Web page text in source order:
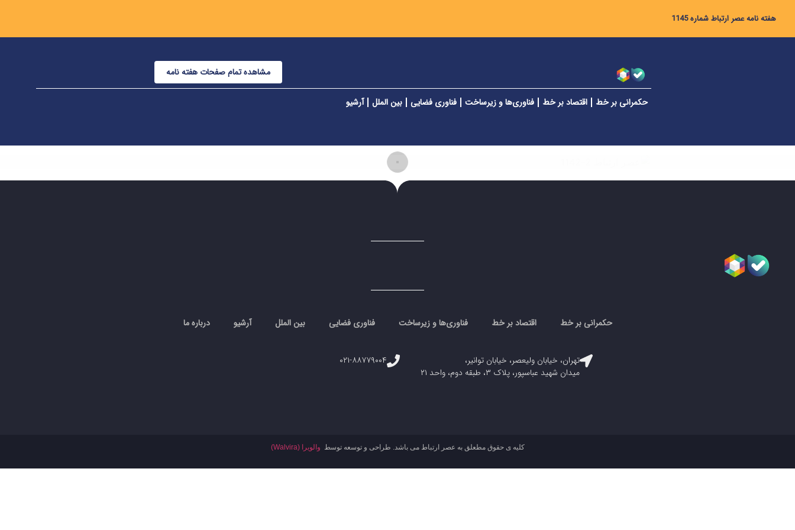
هفته نامه عصر ارتباط شماره 1145
مشاهده تمام صفحات هفته نامه
حکمرانی بر خط اقتصاد بر خط فناوری‌ها و زیرساخت فناوری فضایی بین الملل آرشیو
حکمرانی بر خط اقتصاد بر خط فناوری‌ها و زیرساخت فناوری فضایی بین الملل آرشیو درباره ما
تهران، خیابان ولیعصر، خیابان توانیر،
میدان شهید عباسپور، پلاک ۳، طبقه دوم، واحد ۲۱
۰۲۱-۸۸۷۷۹۰۰۴
کلیه ی حقوق مطعلق به عصر ارتباط می باشد. طراحی و توسعه توسط والویرا (Walvira)